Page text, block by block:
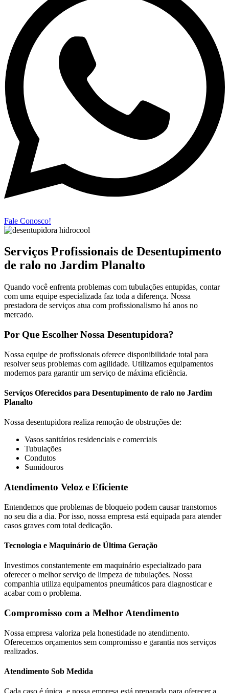
Fale Conosco!
Serviços Profissionais de Desentupimento
de ralo no Jardim Planalto
Quando você enfrenta problemas com tubulações entupidas, contar
com uma equipe especializada faz toda a diferença. Nossa
prestadora de serviços atua com profissionalismo há anos no
mercado.
Por Que Escolher Nossa Desentupidora?
Nossa equipe de profissionais oferece disponibilidade total para
resolver seus problemas com agilidade. Utilizamos equipamentos
modernos para garantir um serviço de máxima eficiência.
Serviços Oferecidos para Desentupimento de ralo no Jardim
Planalto
Nossa desentupidora realiza remoção de obstruções de:
Vasos sanitários residenciais e comerciais
Tubulações
Condutos
Sumidouros
Atendimento Veloz e Eficiente
Entendemos que problemas de bloqueio podem causar transtornos
no seu dia a dia. Por isso, nossa empresa está equipada para atender
casos graves com total dedicação.
Tecnologia e Maquinário de Última Geração
Investimos constantemente em maquinário especializado para
oferecer o melhor serviço de limpeza de tubulações. Nossa
companhia utiliza equipamentos pneumáticos para diagnosticar e
acabar com o problema.
Compromisso com a Melhor Atendimento
Nossa empresa valoriza pela honestidade no atendimento.
Oferecemos orçamentos sem compromisso e garantia nos serviços
realizados.
Atendimento Sob Medida